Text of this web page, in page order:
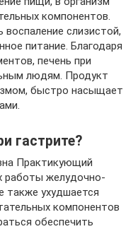
компонентов.
слизистой,
питание. Благодаря
печень при
людям. Продукт
быстро насыщает
гастрите?
Практикующий
работы желудочно-
также ухудшается
компонентов
обеспечить